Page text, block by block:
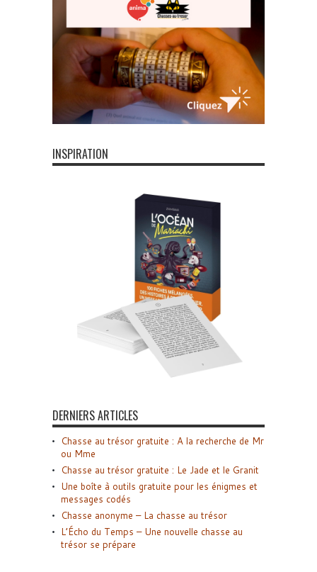
INSPIRATION
DERNIERS ARTICLES
Chasse au trésor gratuite : A la recherche de Mr
ou Mme
Chasse au trésor gratuite : Le Jade et le Granit
Une boîte à outils gratuite pour les énigmes et
messages codés
Chasse anonyme – La chasse au trésor
L’Écho du Temps – Une nouvelle chasse au
trésor se prépare